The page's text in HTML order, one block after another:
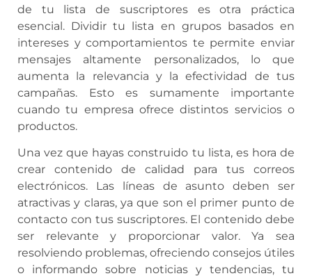
de tu lista de suscriptores es otra práctica
esencial. Dividir tu lista en grupos basados en
intereses y comportamientos te permite enviar
mensajes altamente personalizados, lo que
aumenta la relevancia y la efectividad de tus
campañas. Esto es sumamente importante
cuando tu empresa ofrece distintos servicios o
productos.
Una vez que hayas construido tu lista, es hora de
crear contenido de calidad para tus correos
electrónicos. Las líneas de asunto deben ser
atractivas y claras, ya que son el primer punto de
contacto con tus suscriptores. El contenido debe
ser relevante y proporcionar valor. Ya sea
resolviendo problemas, ofreciendo consejos útiles
o informando sobre noticias y tendencias, tu